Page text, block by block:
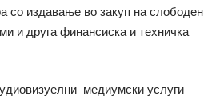
со издавање во закуп на слободен
и друга финансиска и техничка
медиумски услуги